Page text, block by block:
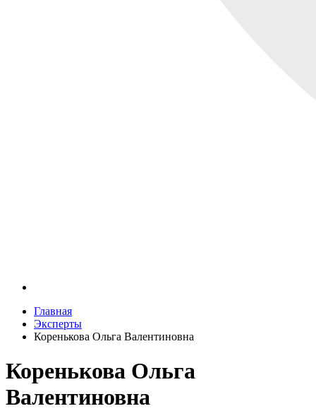
Главная
Эксперты
Коренькова Ольга Валентиновна
Коренькова Ольга
Валентиновна